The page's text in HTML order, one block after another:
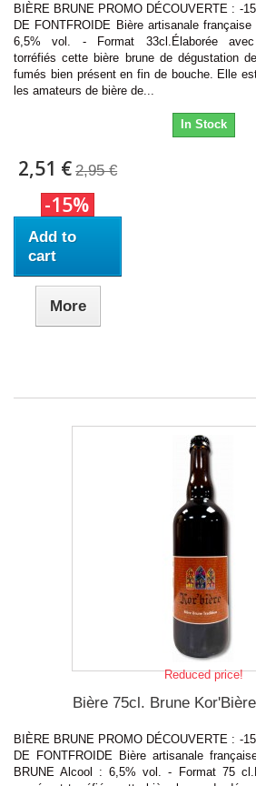
BIÈRE BRUNE PROMO DÉCOUVERTE : -
DE FONTFROIDE Bière artisanale
6,5% vol. - Format 33cl.Élaborée
torréfiés cette bière brune de dégustation
fumés bien présent en fin de bouche. Elle
les amateurs de bière de...
In Stock
2,51 € 2,95 €
-15%
Add to
cart
More
Reduced price!
Bière 75cl. Brune
BIÈRE BRUNE PROMO DÉCOUVERTE : -
DE FONTFROIDE Bière artisanale
BRUNE Alcool : 6,5% vol. - Format 75